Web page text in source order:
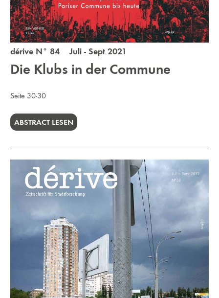
dérive N° 84 Juli - Sept 2021
Die Klubs in der Commune
Seite 30-30
ABSTRACT LESEN